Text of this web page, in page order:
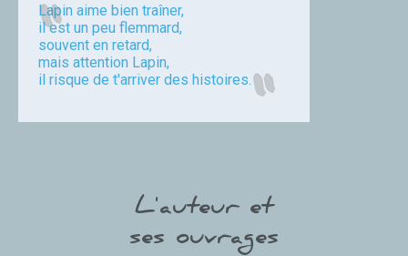
Lapin aime bien traîner,
il est un peu flemmard,
souvent en retard,
mais attention Lapin,
il risque de t'arriver des histoires.
L'auteur et
ses ouvrages